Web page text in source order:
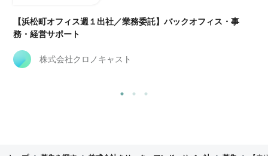
【浜松町オフィス週１出社／業務委託】バックオフィス・事
務・経営サポート
株式会社クロノキャスト